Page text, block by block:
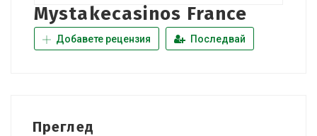
Mystakecasinos France
Добавете рецензия Последвай
Преглед